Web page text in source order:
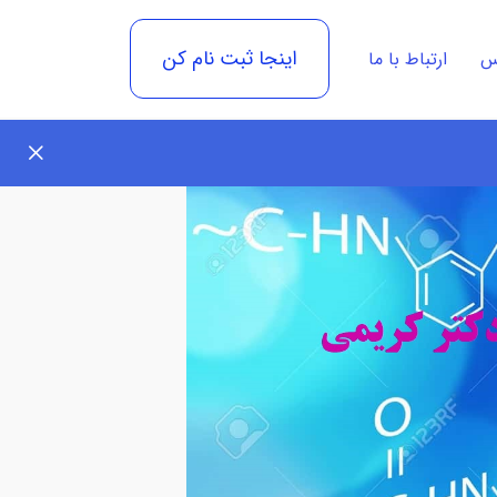
ارتباط با ما اینجا ثبت نام کن